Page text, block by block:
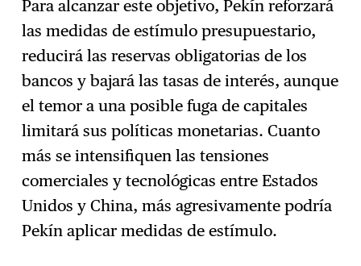
Para alcanzar este objetivo, Pekín reforzará
las medidas de estímulo presupuestario,
reducirá las reservas obligatorias de los
bancos y bajará las tasas de interés, aunque
el temor a una posible fuga de capitales
limitará sus políticas monetarias. Cuanto
más se intensifiquen las tensiones
comerciales y tecnológicas entre Estados
Unidos y China, más agresivamente podría
Pekín aplicar medidas de estímulo.